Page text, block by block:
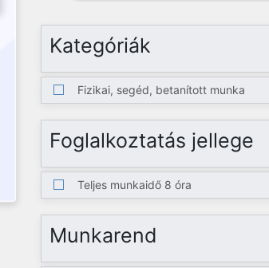
Kategóriák
Fizikai, segéd, betanított munka
Foglalkoztatás jellege
Teljes munkaidő 8 óra
Munkarend